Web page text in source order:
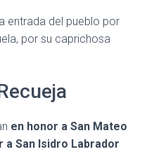
entrada del pueblo por
por su caprichosa
en honor a San Mateo
a San Isidro Labrador